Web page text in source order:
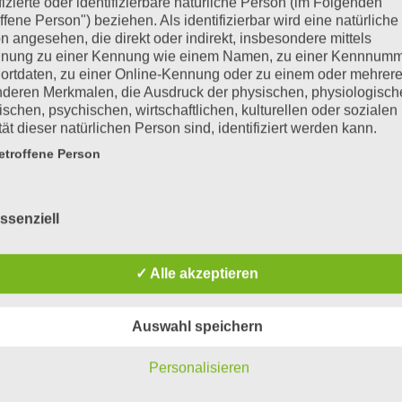
Über uns …
als eine selbständige Stiftung gegründet. Die Stiftung
Bedürfnis folgend, dem Gemeinwohl verpflichtet sind.
Person") beziehen. Als identifizierbar wird eine natürliche
angesehen, die direkt oder indirekt, insbesondere mittels
zu einer Kennung wie einem Namen, zu einer
zu einer Online-Kennung oder zu einem oder
Merkmalen, die Ausdruck der physischen,
psychischen, wirtschaftlichen, kulturellen oder sozialen
dieser natürlichen Person sind, identifiziert werden kann.
Person
verarbeitet werden.
ist jeder mit oder ohne Hilfe automatisierter Verfahren
Daten wie das Erheben, das Erfassen, die
das Ordnen, die Speicherung, die Anpassung oder
durch Übermittlung, Verbreitung oder eine andere Form
✓ Alle akzeptieren
Auswahl speichern
Personalisieren